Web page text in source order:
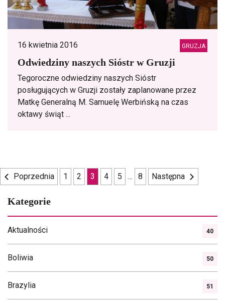
16 kwietnia 2016 GRUZJA
Odwiedziny naszych Sióstr w Gruzji
Tegoroczne odwiedziny naszych Sióstr
posługujących w Gruzji zostały zaplanowane przez
Matkę Generalną M. Samuelę Werbińską na czas
oktawy świąt ...
Nawigacja
po
wpisach
Poprzednia 1 2 3 4 5 … 8 Następna
Kategorie
Aktualności 40
Boliwia 50
Brazylia 51